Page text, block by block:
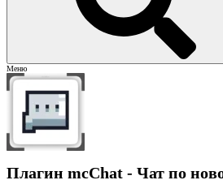
Меню
Плагин mcChat - Чат по